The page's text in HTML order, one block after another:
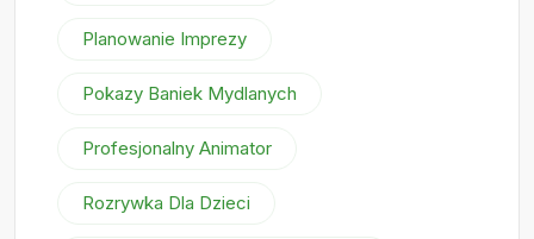
Planowanie Imprezy
Pokazy Baniek Mydlanych
Profesjonalny Animator
Rozrywka Dla Dzieci